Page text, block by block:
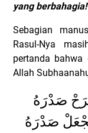
yang berbahagia!
Sebagian
Rasul-Nya
pertanda
Allah
صَدْرَهُ
صَدْرَهُ